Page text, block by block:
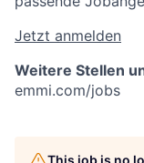
Jetzt anmelden
Weitere Stellen
emmi.com/jobs
This job is no